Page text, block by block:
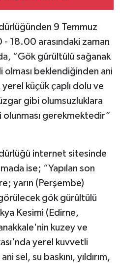
9 Temmuz
18.00 arasındaki zaman
“Gök gürültülü sağanak
olması beklendiğinden ani
yerel küçük çaplı dolu ve
gibi olumsuzluklara
olunması gerekmektedir”
internet sitesinde
ise; “Yapılan son
yarın (Perşembe)
gök gürültülü
Kesimi (Edirne,
kuzey ve
yerel kuvvetli
sel, su baskını, yıldırım,